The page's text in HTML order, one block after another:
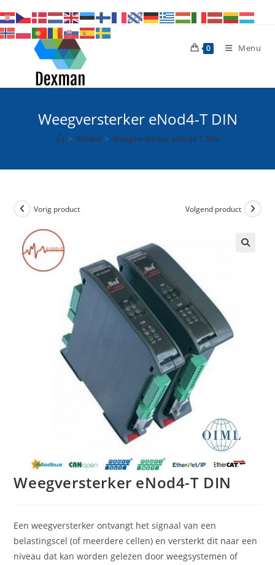
naar
inhoud
0 Menu
Weegversterker eNod4-T DIN
> Winkel > Weegversterker eNod4-T DIN
Vorig product Volgend product
Weegversterker eNod4-T DIN
Een weegversterker ontvangt het signaal van een
belastingscel (of meerdere cellen) en versterkt dit naar een
niveau dat kan worden gelezen door weegsystemen of